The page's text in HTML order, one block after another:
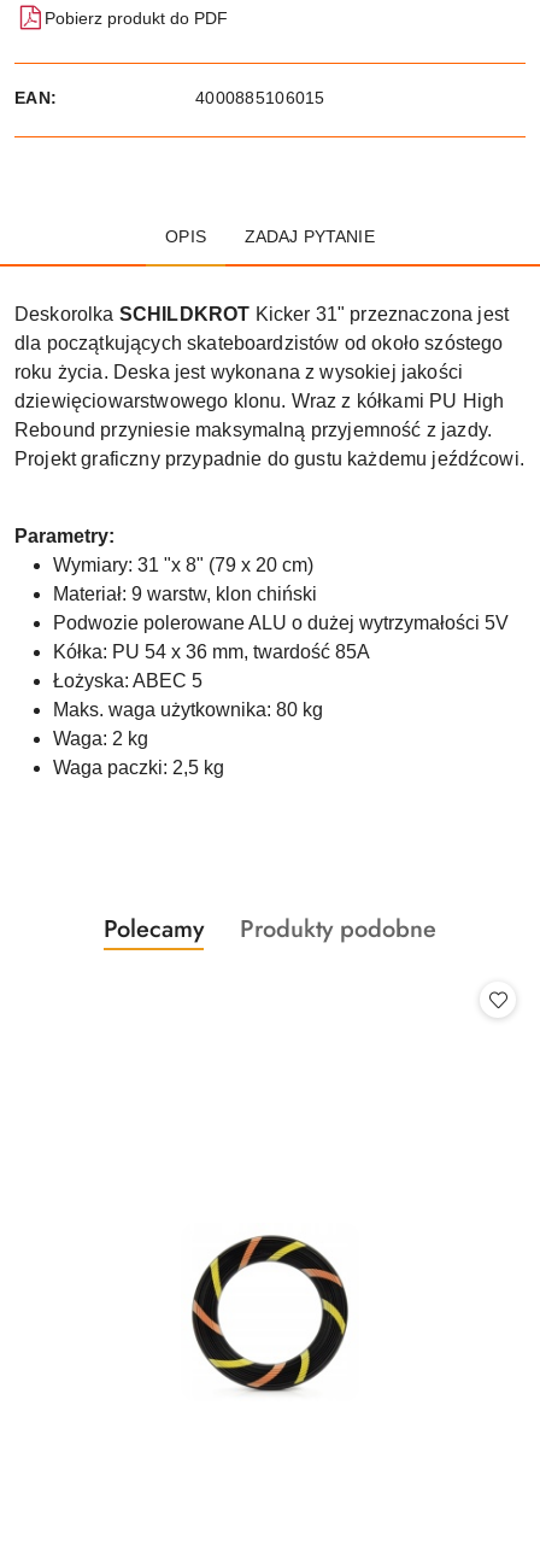
Pobierz produkt do PDF
EAN: 4000885106015
OPIS ZADAJ PYTANIE
Deskorolka SCHILDKROT Kicker 31" przeznaczona jest
dla początkujących skateboardzistów od około szóstego
roku życia. Deska jest wykonana z wysokiej jakości
dziewięciowarstwowego klonu. Wraz z kółkami PU High
Rebound przyniesie maksymalną przyjemność z jazdy.
Projekt graficzny przypadnie do gustu każdemu jeźdźcowi.
Parametry:
Wymiary: 31 "x 8" (79 x 20 cm)
Materiał: 9 warstw, klon chiński
Podwozie polerowane ALU o dużej wytrzymałości 5V
Kółka: PU 54 x 36 mm, twardość 85A
Łożyska: ABEC 5
Maks. waga użytkownika: 80 kg
Waga: 2 kg
Waga paczki: 2,5 kg
Pomiń karuzelę produktów
Produkty
o
Polecamy
Produkty
Produkty podobne